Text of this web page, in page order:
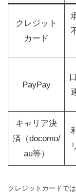
クレジット
カード
PayPay
キャリア決
済（docomo/
au等）
クレジットカードで